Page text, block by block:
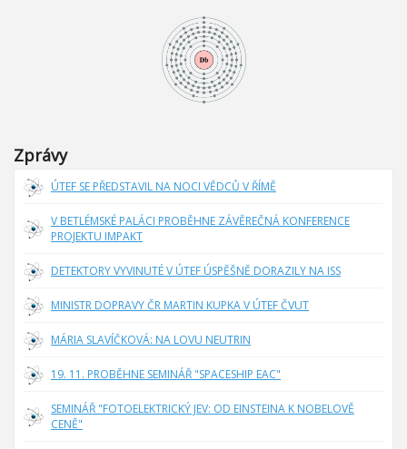
Zprávy
ÚTEF SE PŘEDSTAVIL NA NOCI VĚDCŮ V ŘÍMĚ
V BETLÉMSKÉ PALÁCI PROBĚHNE ZÁVĚREČNÁ KONFERENCE
PROJEKTU IMPAKT
DETEKTORY VYVINUTÉ V ÚTEF ÚSPĚŠNĚ DORAZILY NA ISS
MINISTR DOPRAVY ČR MARTIN KUPKA V ÚTEF ČVUT
MÁRIA SLAVÍČKOVÁ: NA LOVU NEUTRIN
19. 11. PROBĚHNE SEMINÁŘ "SPACESHIP EAC"
SEMINÁŘ "FOTOELEKTRICKÝ JEV: OD EINSTEINA K NOBELOVĚ
CENĚ"